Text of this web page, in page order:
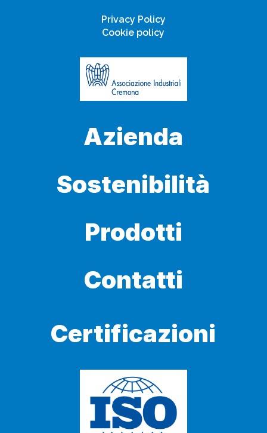
Privacy Policy
Cookie policy
Azienda
Sostenibilità
Prodotti
Contatti
Certificazioni